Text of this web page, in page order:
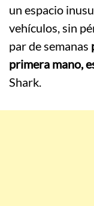
un espacio
vehículos, sin
par de semanas
primera mano,
Shark.